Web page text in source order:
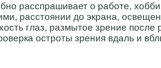
расспрашивает о работе,
расстоянии до экрана,
глаз, размытое зрение после
остроты зрения вдаль и